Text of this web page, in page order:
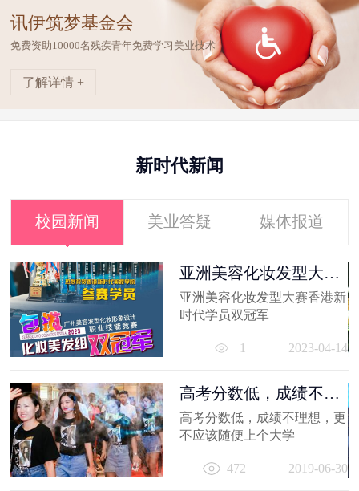
讯伊筑梦基金会
免费资助10000名残疾青年免费学习美业技术
了解详情 +
新时代新闻
校园新闻 美业答疑 媒体报道
亚洲美容化妆发型大赛
香港新时代...
亚洲美容化妆发型大赛香港新
时代学员双冠军
1 2023-04-14
高考分数低，成绩不理
想，更不应...
高考分数低，成绩不理想，更
不应该随便上个大学
472 2019-06-30